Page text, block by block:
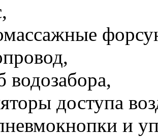
водозабора,
доступа
и